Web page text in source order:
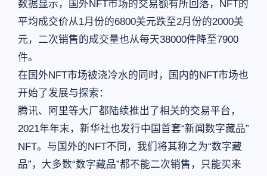
数据显示，国外NFT市场的交易额有所回落，NFT的
平均成交价从1月份的6800美元跌至2月份的2000美
元，二次销售的成交量也从每天38000件降至7900
件。
在国外NFT市场被浇冷水的同时，国内的NFT市场也
开始了发展与探索：
腾讯、阿里等大厂都陆续推出了相关的交易平台，
2021年年末，新华社也发行中国首套“新闻数字藏品”
NFT。与国外的NFT不同，我们将其称之为“数字藏
品”，大多数“数字藏品”都不能二次销售，只能买来